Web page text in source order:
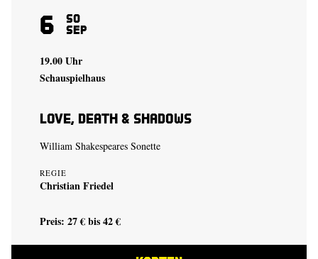
6 So
Sep
19.00 Uhr
Schauspielhaus
Love, Death & Shadows
William Shakespeares Sonette
REGIE
Christian Friedel
Preis: 27 € bis 42 €